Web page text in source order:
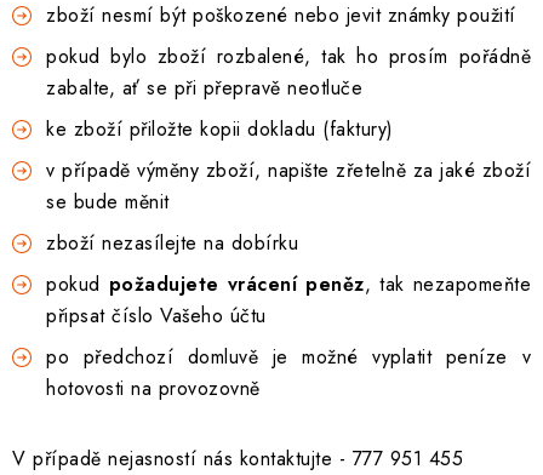
SPECIÁLNÍ KOVÁNÍ
DOPLŇKY KE DVEŘÍM
PRO POSUVNÉ DVEŘE
STAVEBNÍ POUZDRA
POKLADNIČKY NA ZÁMEK
SCHRÁNKY NA KLÍČE
zboží nesmí být poškozené nebo jevit známky použití
pokud bylo zboží rozbalené, tak ho prosím pořádně
zabalte, ať se při přepravě neotluče
ke zboží přiložte kopii dokladu (faktury)
v případě výměny zboží, napište zřetelně za jaké zboží
se bude měnit
zboží nezasílejte na dobírku
pokud požadujete vrácení peněz, tak nezapomeňte
připsat číslo Vašeho účtu
po předchozí domluvě je možné vyplatit peníze v
hotovosti na provozovně
V případě nejasností nás kontaktujte - 777 951 455